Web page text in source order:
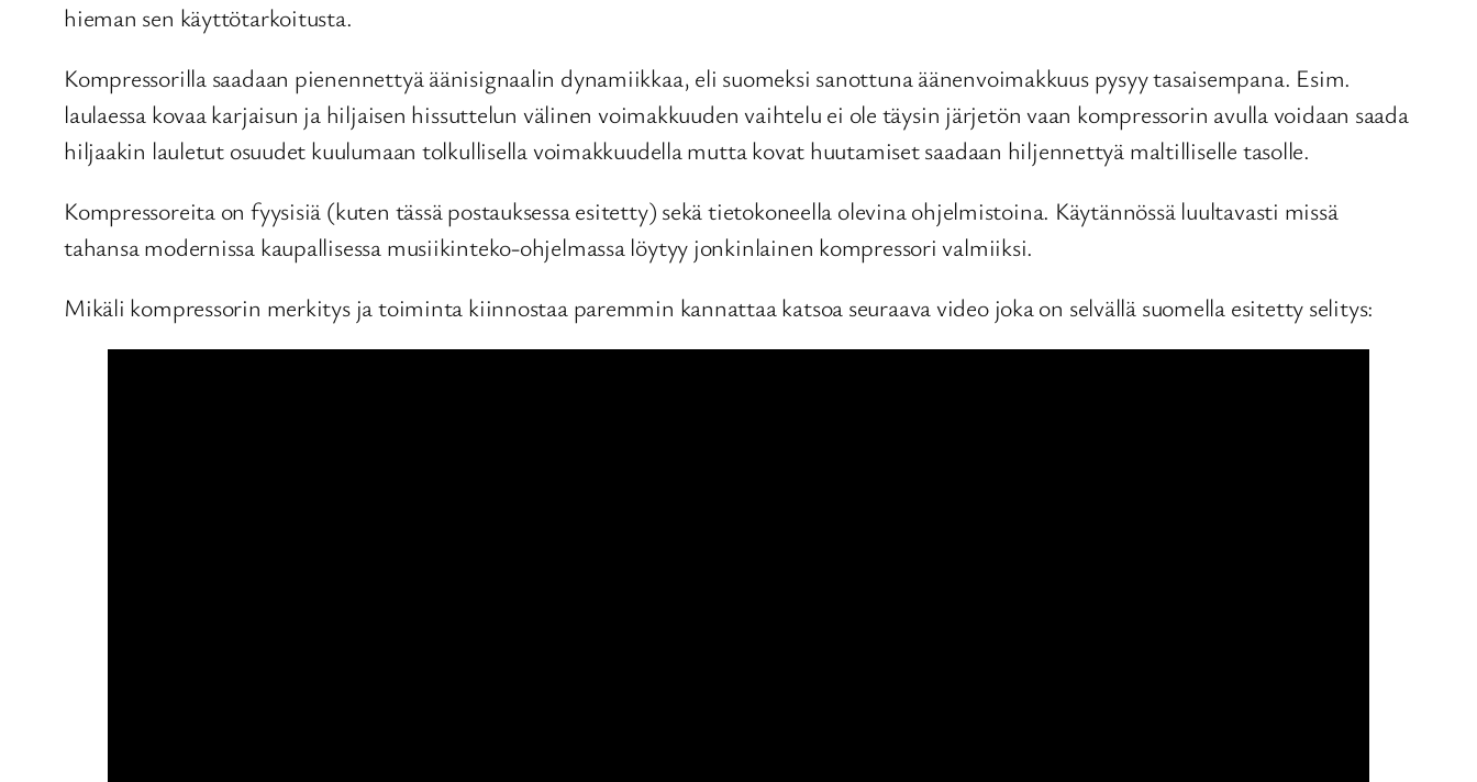
hieman sen käyttötarkoitusta.
Kompressorilla saadaan pienennettyä äänisignaalin dynamiikkaa, eli suomeksi sanottuna äänenvoimakkuus pysyy tasaisempana. Esim.
laulaessa kovaa karjaisun ja hiljaisen hissuttelun välinen voimakkuuden vaihtelu ei ole täysin järjetön vaan kompressorin avulla voidaan saada
hiljaakin lauletut osuudet kuulumaan tolkullisella voimakkuudella mutta kovat huutamiset saadaan hiljennettyä maltilliselle tasolle.
Kompressoreita on fyysisiä (kuten tässä postauksessa esitetty) sekä tietokoneella olevina ohjelmistoina. Käytännössä luultavasti missä
tahansa modernissa kaupallisessa musiikinteko-ohjelmassa löytyy jonkinlainen kompressori valmiiksi.
Mikäli kompressorin merkitys ja toiminta kiinnostaa paremmin kannattaa katsoa seuraava video joka on selvällä suomella esitetty selitys: